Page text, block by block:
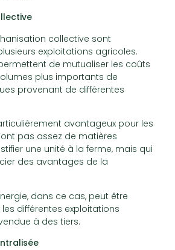
collective sont
exploitations agricoles.
de mutualiser les coûts
plus importants de
provenant de différentes
avantageux pour les
pas assez de matières
une unité à la ferme, mais qui
des avantages de la
dans ce cas, peut être
différentes exploitations
à des tiers.